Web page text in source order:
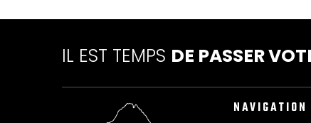
IL EST TEMPS DE PASSER
NAVIGATION